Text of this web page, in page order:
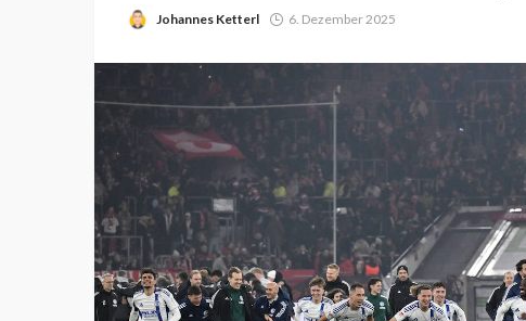
Johannes Ketterl 6. Dezember 2025